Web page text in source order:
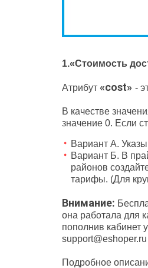
1.«Стоимость
Атрибут «cost» -
В качестве
значение 0. Если
Вариант А.
Вариант Б. В
районов
тарифы. (Для
Внимание:
она работала для
пополнив кабинет
support@eshoper.ru
Подробное